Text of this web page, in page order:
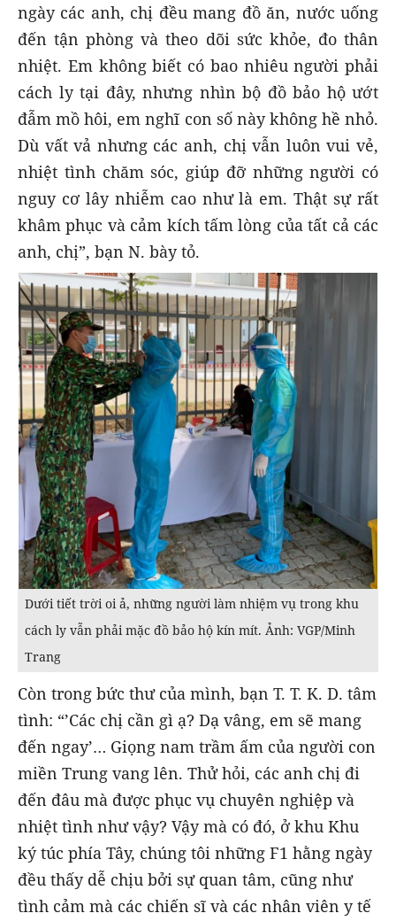
ngày các anh, chị đều mang đồ ăn, nước uống
đến tận phòng và theo dõi sức khỏe, đo thân
nhiệt. Em không biết có bao nhiêu người phải
cách ly tại đây, nhưng nhìn bộ đồ bảo hộ ướt
đẫm mồ hôi, em nghĩ con số này không hề nhỏ.
Dù vất vả nhưng các anh, chị vẫn luôn vui vẻ,
nhiệt tình chăm sóc, giúp đỡ những người có
nguy cơ lây nhiễm cao như là em. Thật sự rất
khâm phục và cảm kích tấm lòng của tất cả các
anh, chị”, bạn N. bày tỏ.
Dưới tiết trời oi ả, những người làm nhiệm vụ trong khu
cách ly vẫn phải mặc đồ bảo hộ kín mít. Ảnh: VGP/Minh
Trang
Còn trong bức thư của mình, bạn T. T. K. D. tâm
tình: “’Các chị cần gì ạ? Dạ vâng, em sẽ mang
đến ngay’… Giọng nam trầm ấm của người con
miền Trung vang lên. Thử hỏi, các anh chị đi
đến đâu mà được phục vụ chuyên nghiệp và
nhiệt tình như vậy? Vậy mà có đó, ở khu Khu
ký túc phía Tây, chúng tôi những F1 hằng ngày
đều thấy dễ chịu bởi sự quan tâm, cũng như
tình cảm mà các chiến sĩ và các nhân viên y tế